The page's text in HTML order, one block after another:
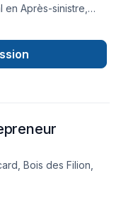
Après-sinistre,
Isolation mur,
extérieur,
de
Confiez votre projet
Bois des Filion,